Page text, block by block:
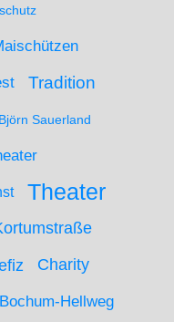
Tradition
Björn Sauerland
Theater
Charity
Hellweg